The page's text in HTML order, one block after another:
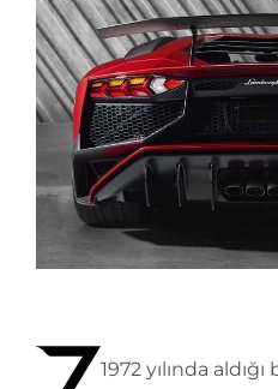
1972 yılında